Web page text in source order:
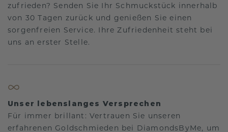
zufrieden? Senden Sie Ihr Schmuckstück innerhalb
von 30 Tagen zurück und genießen Sie einen
sorgenfreien Service. Ihre Zufriedenheit steht bei
uns an erster Stelle.
Unser lebenslanges Versprechen
Für immer brillant: Vertrauen Sie unseren
erfahrenen Goldschmieden bei DiamondsByMe, um